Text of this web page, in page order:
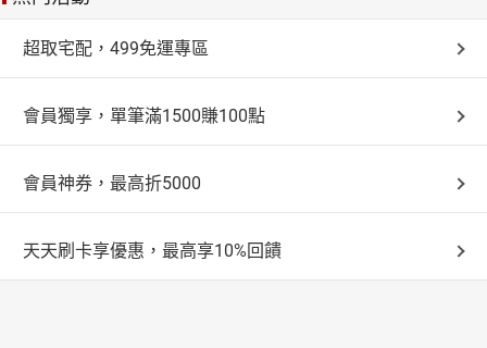
超取宅配，499免運專區
會員獨享，單筆滿1500賺100點
會員神券，最高折5000
天天刷卡享優惠，最高享10%回饋